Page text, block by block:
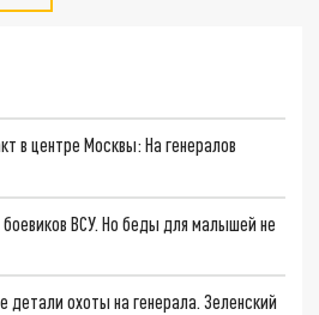
в центре Москвы: На генералов
ВСУ. Но беды для малышей не
охоты на генерала. Зеленский